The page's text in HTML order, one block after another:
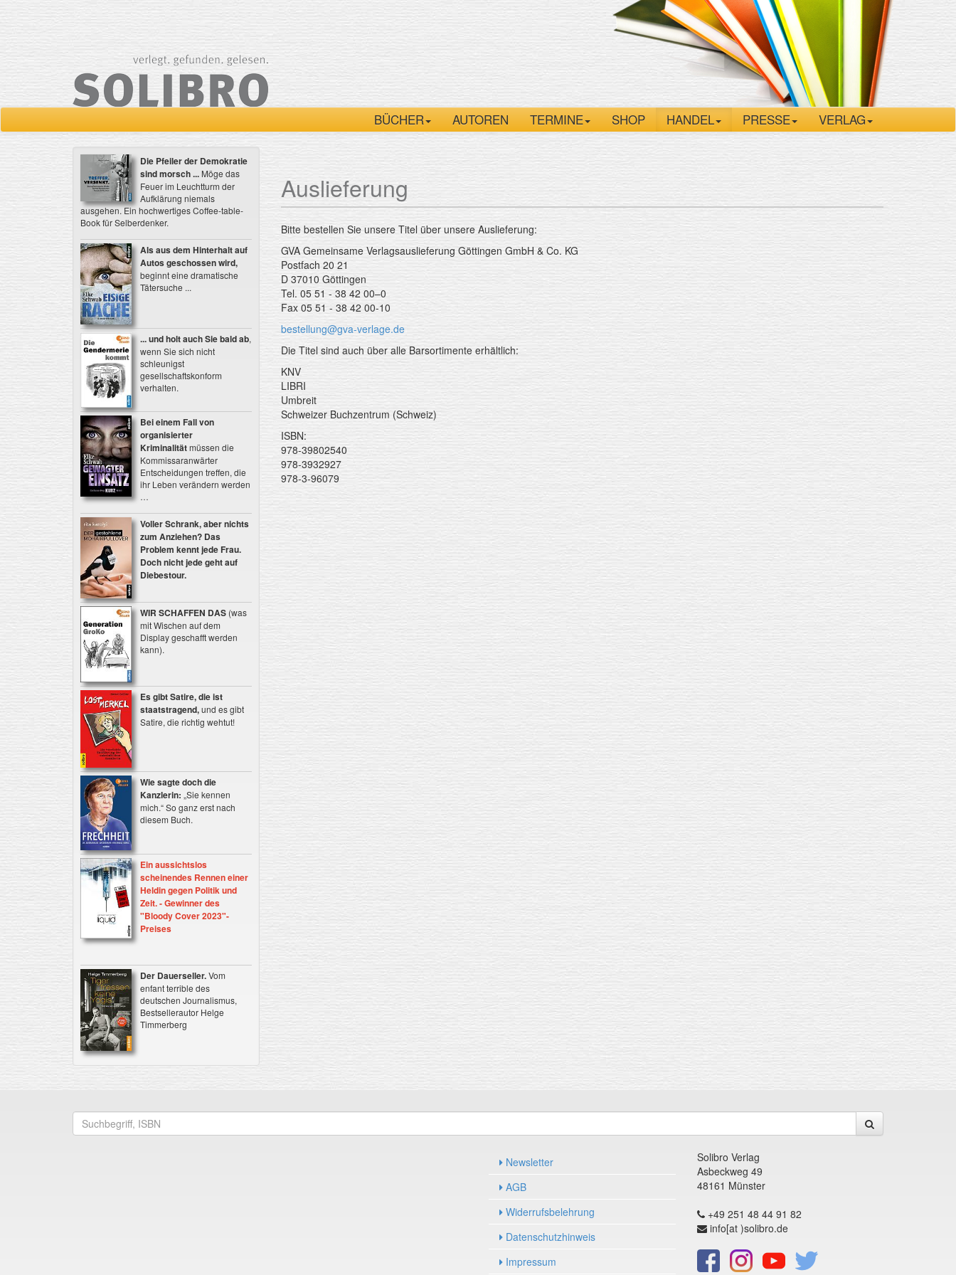
BÜCHER AUTOREN TERMINE SHOP HANDEL PRESSE VERLAG
Auslieferung
Bitte bestellen Sie unsere Titel über unsere Auslieferung:
GVA Gemeinsame Verlagsauslieferung Göttingen GmbH & Co. KG
Postfach 20 21
D 37010 Göttingen
Tel. 05 51 - 38 42 00–0
Fax 05 51 - 38 42 00-10
bestellung@gva-verlage.de
Die Titel sind auch über alle Barsortimente erhältlich:
KNV
LIBRI
Umbreit
Schweizer Buchzentrum (Schweiz)
ISBN:
978-39802540
978-3932927
978-3-96079
Die Pfeiler der Demokratie
sind morsch ... Möge das
Feuer im Leuchtturm der
Aufklärung niemals
ausgehen. Ein hochwertiges Coffee-table-
Book für Selberdenker.
Als aus dem Hinterhalt auf
Autos geschossen wird,
beginnt eine dramatische
Tätersuche ...
... und holt auch Sie bald ab,
wenn Sie sich nicht
schleunigst
gesellschaftskonform
verhalten.
Bei einem Fall von
organisierter
Kriminalitätmüssen die
Kommissaranwärter
Entscheidungen treffen, die
ihr Leben verändern werden
…
Voller Schrank, aber nichts
zum Anziehen? Das
Problem kennt jede Frau.
Doch nicht jede geht auf
Diebestour.
WIR SCHAFFEN DAS (was
mit Wischen auf dem
Display geschafft werden
kann).
Es gibt Satire, die ist
staatstragend,und es gibt
Satire, die richtig wehtut!
Wie sagte doch die
Kanzlerin:„Sie kennen
mich.“ So ganz erst nach
diesem Buch.
Ein aussichtslos
scheinendes Rennen einer
Heldin gegen Politik und
Zeit. - Gewinner des
"Bloody Cover 2023"-
Preises
Der Dauerseller.Vom
enfant terrible des
deutschen Journalismus,
Bestsellerautor Helge
Timmerberg
Newsletter
AGB
Widerrufsbelehrung
Datenschutzhinweis
Impressum
Solibro Verlag
Asbeckweg 49
48161 Münster
+49 251 48 44 91 82
info[at )solibro.de